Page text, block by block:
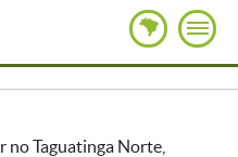
Taguatinga Norte,